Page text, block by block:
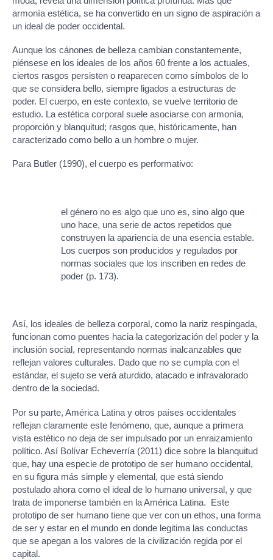
armonía estética, se ha convertido en un signo de aspiración a
un ideal de poder occidental.
Aunque los cánones de belleza cambian constantemente,
piénsese en los ideales de los años 60 frente a los actuales,
ciertos rasgos persisten o reaparecen como símbolos de lo
que se considera bello, siempre ligados a estructuras de
poder. El cuerpo, en este contexto, se vuelve territorio de
estudio. La estética corporal suele asociarse con armonía,
proporción y blanquitud; rasgos que, históricamente, han
caracterizado como bello a un hombre o mujer.
Para Butler (1990), el cuerpo es performativo:
el género no es algo que uno es, sino algo que
uno hace, una serie de actos repetidos que
construyen la apariencia de una esencia estable.
Los cuerpos son producidos y regulados por
normas sociales que los inscriben en redes de
poder (p. 173).
Así, los ideales de belleza corporal, como la nariz respingada,
funcionan como puentes hacia la categorización del poder y la
inclusión social, representando normas inalcanzables que
reflejan valores culturales. Dado que no se cumpla con el
estándar, el sujeto se verá aturdido, atacado e infravalorado
dentro de la sociedad.
Por su parte, América Latina y otros países occidentales
reflejan claramente este fenómeno, que, aunque a primera
vista estético no deja de ser impulsado por un enraizamiento
político. Así Bolívar Echeverría (2011) dice sobre la blanquitud
que, hay una especie de prototipo de ser humano occidental,
en su figura más simple y elemental, que está siendo
postulado ahora como el ideal de lo humano universal, y que
trata de imponerse también en la América Latina.
Este
prototipo de ser humano tiene que ver con un ethos, una forma
de ser y estar en el mundo en donde legitima las conductas
que se apegan a los valores de la civilización regida por el
capital.